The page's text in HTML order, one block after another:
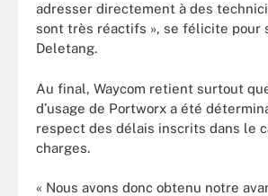
adresser directement à des
sont très réactifs », se félicite pour
Deletang.
Au final, Waycom retient surtout
d’usage de Portworx a été
respect des délais inscrits dans le
charges.
« Nous avons donc obtenu notre